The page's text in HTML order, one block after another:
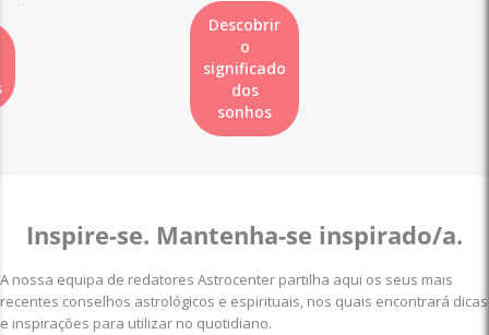
Descobrir
o
significado
dos
sonhos
Inspire-se. Mantenha-se inspirado/a.
A nossa equipa de redatores Astrocenter partilha aqui os seus mais
recentes conselhos astrológicos e espirituais, nos quais encontrará dicas
e inspirações para utilizar no quotidiano.